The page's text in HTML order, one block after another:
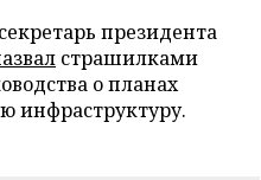
президента
страшилками
о планах
инфраструктуру.